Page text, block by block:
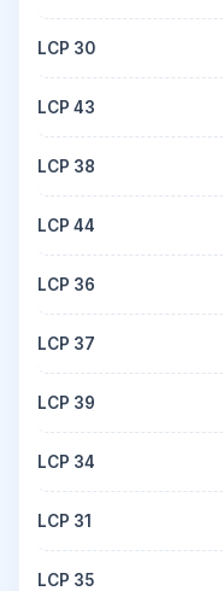
LCP 30
LCP 43
LCP 38
LCP 44
LCP 36
LCP 37
LCP 39
LCP 34
LCP 31
LCP 35